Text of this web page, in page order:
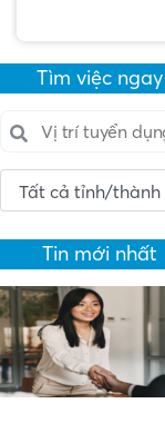
Tìm việc ngay
Tin mới nhất